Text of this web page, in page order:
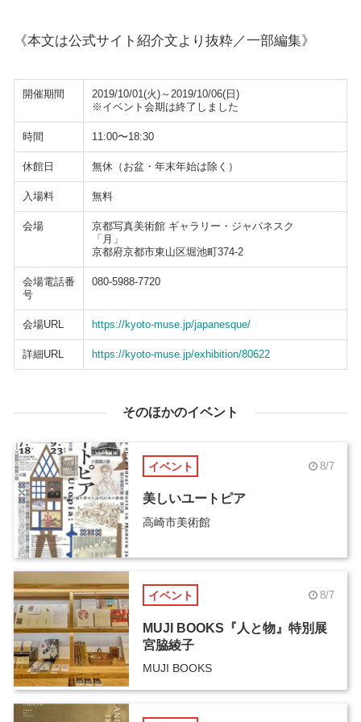
《本文は公式サイト紹介文より抜粋／一部編集》
開催期間
2019/10/01(火)～2019/10/06(日)
※イベント会期は終了しました
時間 11:00〜18:30
休館日 無休（お盆・年末年始は除く）
入場料 無料
会場
京都写真美術館 ギャラリー・ジャパネスク
「月」
京都府京都市東山区堀池町374-2
会場電話番
号
080-5988-7720
会場URL https://kyoto-muse.jp/japanesque/
詳細URL https://kyoto-muse.jp/exhibition/80622
そのほかのイベント
イベント 8/7
美しいユートピア
高崎市美術館
イベント 8/7
MUJI BOOKS『人と物』特別展
宮脇綾子
MUJI BOOKS